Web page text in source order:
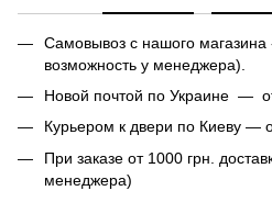
Самовывоз с нашого магазина
возможность у менеджера).
Новой почтой по Украине —
Курьером к двери по Киеву —
При заказе от 1000 грн.
менеджера)